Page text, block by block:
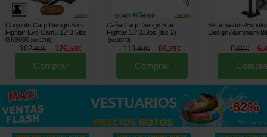
Conjunto Carp Design Slim
Fighter Evo Camu 12' 3.5lbs
GK9000 [esc10783]
182,80€ 126,53€
Comprar
Caña Carp Design Start
Fighter 13' 3.5lbs (las 2)
[esc10743]
113,80€ 84,29€
Comprar
Sistema Anti-
Design Aluminium
8,90€ 6,
hasta
-62%
Ver todo »